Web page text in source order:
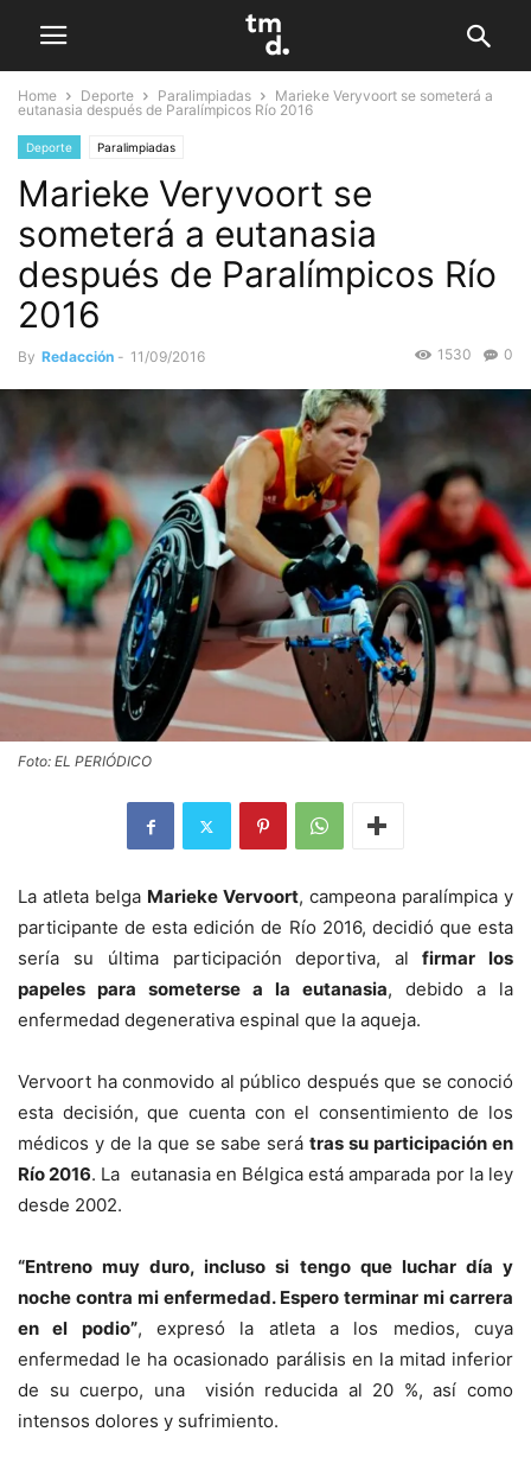
Home Deporte Paralimpiadas
Marieke Veryvoort se someterá a
eutanasia después de Paralímpicos Río 2016
Deporte Paralimpiadas
Marieke Veryvoort se
someterá a eutanasia
después de Paralímpicos Río
2016
By Redacción - 11/09/2016 0
1530
Foto: EL PERIÓDICO
La atleta belga Marieke Vervoort, campeona paralímpica y
participante de esta edición de Río 2016, decidió que esta
sería su última participación deportiva, al firmar los
papeles para someterse a la eutanasia, debido a la
enfermedad degenerativa espinal que la aqueja.
Vervoort ha conmovido al público después que se conoció
esta decisión, que cuenta con el consentimiento de los
médicos y de la que se sabe serátras su participación en
Río 2016. La eutanasia en Bélgica está amparada por la ley
desde 2002.
“Entreno muy duro, incluso si tengo que luchar día y
noche contra mi enfermedad. Espero terminar mi carrera
en el podio”, expresó la atleta a los medios, cuya
enfermedad le ha ocasionado parálisis en la mitad inferior
de su cuerpo, una visión reducida al 20 %, así como
intensos dolores y sufrimiento.